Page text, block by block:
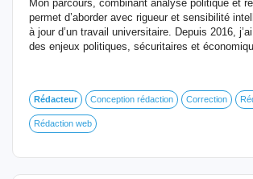
Mon parcours, combinant analyse politique et
permet d’aborder avec rigueur et sensibilité
à jour d’un travail universitaire. Depuis 2016,
des enjeux politiques, sécuritaires et
Rédacteur Conception rédaction Correction
Rédaction web